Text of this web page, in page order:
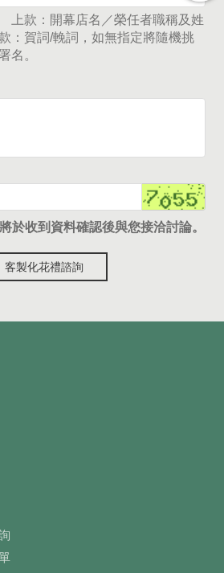
上款：開幕店名／榮任者職稱及姓
：賀詞/輓詞，如無指定將隨機挑
名。
於收到資料確認後與您接洽討論。
客製化花禮諮詢